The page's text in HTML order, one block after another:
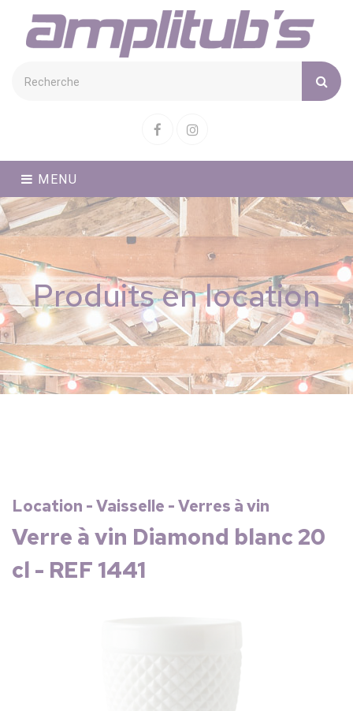
FacebookInstagram
MENU
Produits en location
Location - Vaisselle - Verres à vin
Verre à vin Diamond blanc 20
cl - REF 1441
Cookies management panel